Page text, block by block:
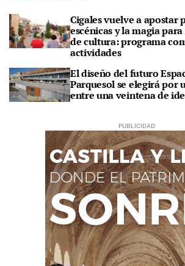
Cigales vuelve a apostar
escénicas y la magia
de cultura: programa
actividades
El diseño del futuro
Parquesol se elegirá por
entre una veintena de